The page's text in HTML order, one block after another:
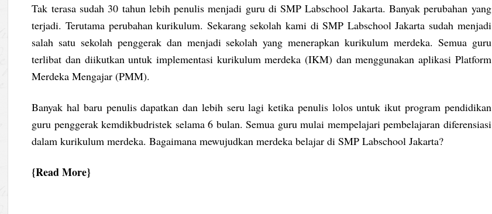
Tak terasa sudah 30 tahun lebih penulis menjadi guru di SMP Labschool Jakarta. Banyak perubahan yang
terjadi. Terutama perubahan kurikulum. Sekarang sekolah kami di SMP Labschool Jakarta sudah menjadi
salah satu sekolah penggerak dan menjadi sekolah yang menerapkan kurikulum merdeka. Semua guru
terlibat dan diikutkan untuk implementasi kurikulum merdeka (IKM) dan menggunakan aplikasi Platform
Merdeka Mengajar (PMM).
Banyak hal baru penulis dapatkan dan lebih seru lagi ketika penulis lolos untuk ikut program pendidikan
guru penggerak kemdikbudristek selama 6 bulan. Semua guru mulai mempelajari pembelajaran diferensiasi
dalam kurikulum merdeka. Bagaimana mewujudkan merdeka belajar di SMP Labschool Jakarta?
Read More